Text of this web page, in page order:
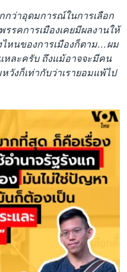
ว่าอุดมการณ์ในการเลือก
รคการเมืองเคยมีผลงานให้
หนของการเมืองก็ตาม…ผม
หละครับ ถึงแม้อาจจะมีคน
วังก็เท่ากับว่าเรายอมแพ้ไป